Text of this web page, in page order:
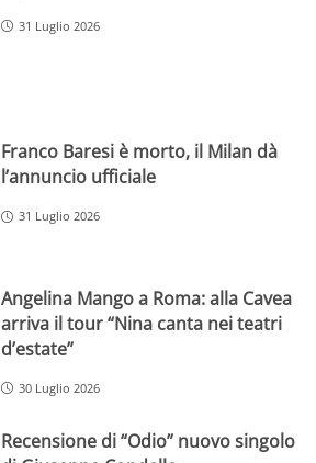
31 Luglio 2026
Franco Baresi è morto, il Milan dà
l’annuncio ufficiale
31 Luglio 2026
Angelina Mango a Roma: alla Cavea
arriva il tour “Nina canta nei teatri
d’estate”
30 Luglio 2026
Recensione di “Odio” nuovo singolo